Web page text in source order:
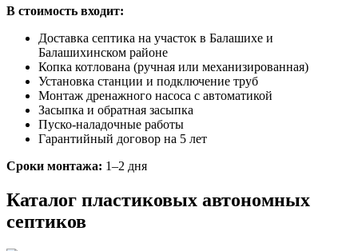
В стоимость входит:
Доставка септика на участок в Балашихе и
Балашихинском районе
Копка котлована (ручная или механизированная)
Установка станции и подключение труб
Монтаж дренажного насоса с автоматикой
Засыпка и обратная засыпка
Пуско-наладочные работы
Гарантийный договор на 5 лет
Сроки монтажа: 1–2 дня
Каталог пластиковых автономных
септиков